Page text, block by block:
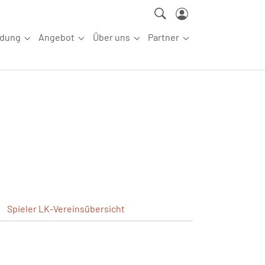
Submenu for "Aus-/Fortbildung"
Angebot
Submenu for "Angebot"
Über uns
Submenu for "Über uns"
Partner
Submenu for
Spieler LK-Vereinsübersicht